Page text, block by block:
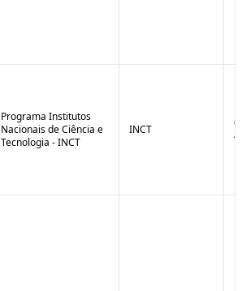
Programa Institutos
Nacionais de Ciência e
Tecnologia - INCT
INCT